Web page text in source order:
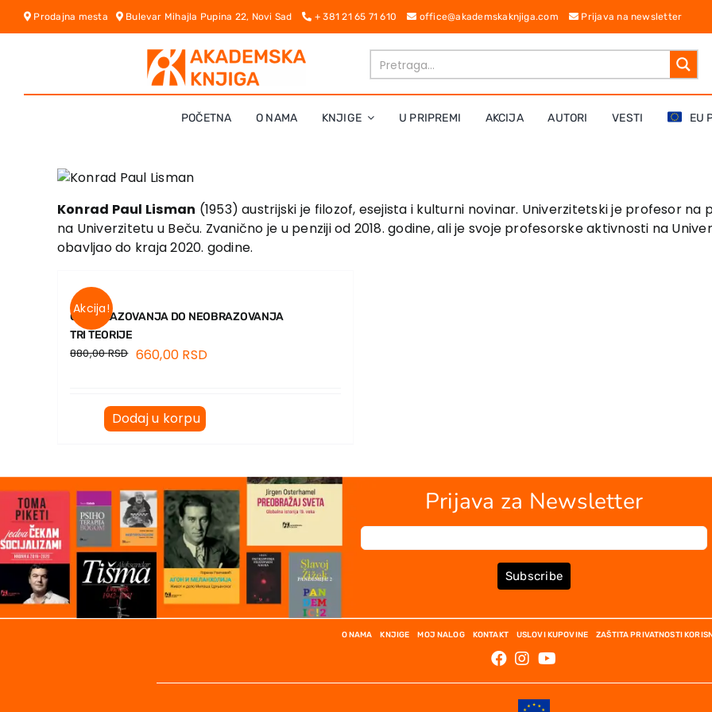
Skip
Prodajna mesta Bulevar Mihajla Pupina 22, Novi Sad + 381 21 65 71 610 office@akademskaknjiga.com Prijava na newsletter
POČETNA O NAMA KNJIGE U PRIPREMI AKCIJA AUTORI VESTI EU
Konrad Paul Lisman (1953) austrijski je filozof, esejista i kulturni novinar. Univerzitetski je profesor
na Univerzitetu u Beču. Zvanično je u penziji od 2018. godine, ali je svoje profesorske aktivnosti na
obavljao do kraja 2020. godine.
Akcija!
OD OBRAZOVANJA DO NEOBRAZOVANJA
TRI TEORIJE
880,00RSD 660,00 RSD
Dodaj u korpu
Prijava za Newsletter
Subscribe
O NAMA KNJIGE MOJ NALOG KONTAKT USLOVI KUPOVINE ZAŠTITA PRIVATNOSTI